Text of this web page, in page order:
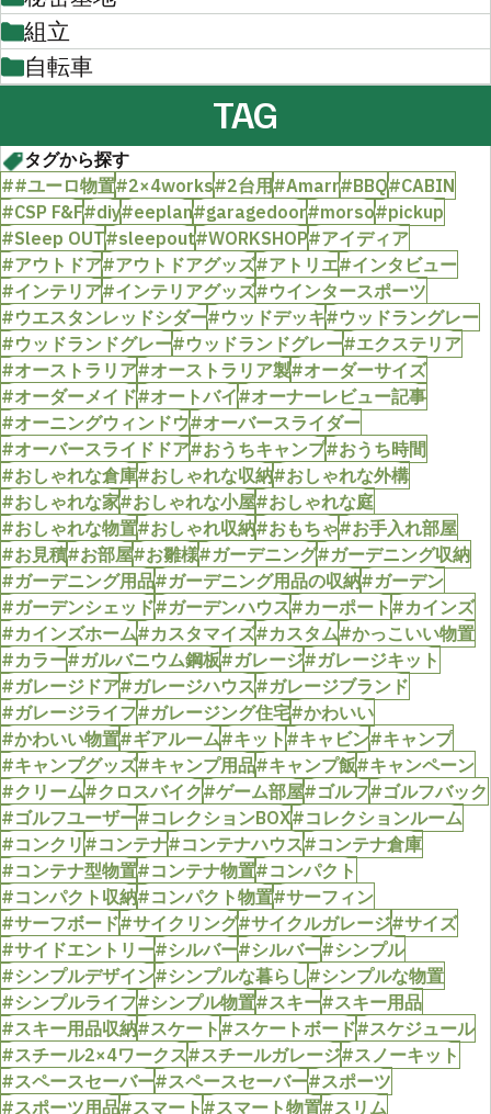
組立
自転車
TAG
タグから探す
##ユーロ物置#2×4works#2台用#Amarr#BBQ#CABIN
#CSP F&F#diy#eeplan#garagedoor#morso#pickup
#Sleep OUT#sleepout#WORKSHOP#アイディア
#アウトドア#アウトドアグッズ#アトリエ#インタビュー
#インテリア#インテリアグッズ#ウインタースポーツ
#ウエスタンレッドシダー#ウッドデッキ#ウッドラングレー
#ウッドランドグレー#ウッドランドグレー#エクステリア
#オーストラリア#オーストラリア製#オーダーサイズ
#オーダーメイド#オートバイ#オーナーレビュー記事
#オーニングウィンドウ#オーバースライダー
#オーバースライドドア#おうちキャンプ#おうち時間
#おしゃれな倉庫#おしゃれな収納#おしゃれな外構
#おしゃれな家#おしゃれな小屋#おしゃれな庭
#おしゃれな物置#おしゃれ収納#おもちゃ#お手入れ部屋
#お見積#お部屋#お雛様#ガーデニング#ガーデニング収納
#ガーデニング用品#ガーデニング用品の収納#ガーデン
#ガーデンシェッド#ガーデンハウス#カーポート#カインズ
#カインズホーム#カスタマイズ#カスタム#かっこいい物置
#カラー#ガルバニウム鋼板#ガレージ#ガレージキット
#ガレージドア#ガレージハウス#ガレージブランド
#ガレージライフ#ガレージング住宅#かわいい
#かわいい物置#ギアルーム#キット#キャビン#キャンプ
#キャンプグッズ#キャンプ用品#キャンプ飯#キャンペーン
#クリーム#クロスバイク#ゲーム部屋#ゴルフ#ゴルフバック
#ゴルフユーザー#コレクションBOX#コレクションルーム
#コンクリ#コンテナ#コンテナハウス#コンテナ倉庫
#コンテナ型物置#コンテナ物置#コンパクト
#コンパクト収納#コンパクト物置#サーフィン
#サーフボード#サイクリング#サイクルガレージ#サイズ
#サイドエントリー#シルバー#シルバー#シンプル
#シンプルデザイン#シンプルな暮らし#シンプルな物置
#シンプルライフ#シンプル物置#スキー#スキー用品
#スキー用品収納#スケート#スケートボード#スケジュール
#スチール2×4ワークス#スチールガレージ#スノーキット
#スペースセーバー#スペースセーバー#スポーツ
#スポーツ用品#スマート#スマート物置#スリム